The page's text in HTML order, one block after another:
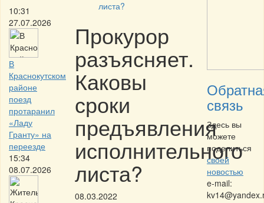
10:31
27.07.2026
В
Краснокутском
районе
поезд
протаранил
«Ладу
Гранту» на
переезде
15:34
08.07.2026
листа?
Прокурор
разъясняет.
Каковы
сроки
предъявления
исполнительного
листа?
08.03.2022
связь
Здесь вы
можете
поделиться
своей
новостью
e-mail: